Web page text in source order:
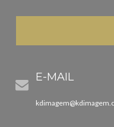
E-MAIL